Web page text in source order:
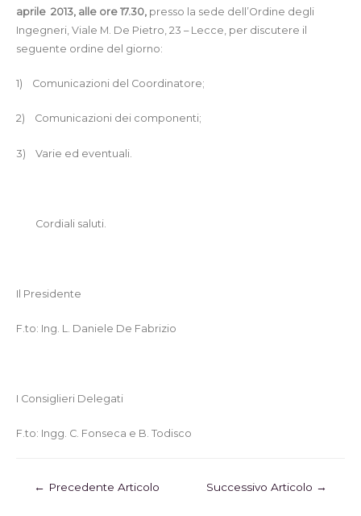
aprile 2013, alle ore 17.30, presso la sede dell’Ordine degli
Ingegneri, Viale M. De Pietro, 23 – Lecce, per discutere il
seguente ordine del giorno:
1) Comunicazioni del Coordinatore;
2) Comunicazioni dei componenti;
3) Varie ed eventuali.
Cordiali saluti.
Il Presidente
F.to: Ing. L. Daniele De Fabrizio
I Consiglieri Delegati
F.to: Ingg. C. Fonseca e B. Todisco
← Precedente Articolo Successivo Articolo →